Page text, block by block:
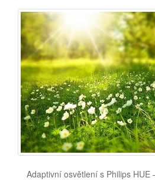
Adaptivní osvětlení s Philips HUE